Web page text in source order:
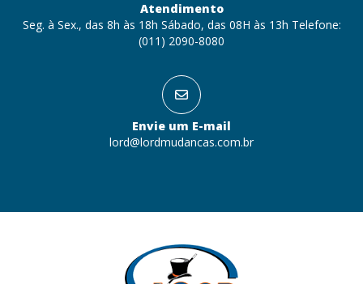
Atendimento
Seg. à Sex., das 8h às 18h Sábado, das 08H às 13h Telefone:
(011) 2090-8080
Envie um E-mail
lord@lordmudancas.com.br